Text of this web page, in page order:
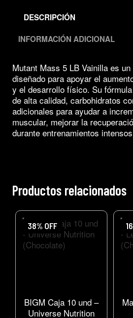
DESCRIPCIÓN
INFORMACIÓN ADICIONAL
Mutant Mass 5 LB Vainilla es
diseñado para apoyar el
y el desarrollo físico. Su
de alta calidad, carbohidratos
adicionales para ayudar a
muscular, mejorar la
durante entrenamientos
Productos relacionados
38% OFF
BIGM Caja 10 und –
Universe Nutrition